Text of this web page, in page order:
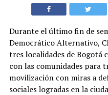
Durante el último fin de
Democrático Alternativo,
tres localidades de Bogotá
con las comunidades para
movilización con miras a
sociales logradas en la